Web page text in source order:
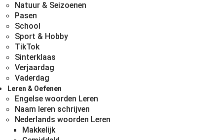
Natuur & Seizoenen
Pasen
School
Sport & Hobby
TikTok
Sinterklaas
Verjaardag
Vaderdag
Leren & Oefenen
Engelse woorden Leren
Naam leren schrijven
Nederlands woorden Leren
Makkelijk